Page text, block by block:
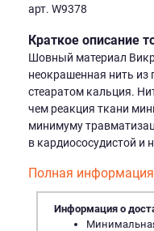
арт. W9378
Краткое описание
Шовный материал
неокрашенная нить из
стеаратом кальция.
чем реакция ткани
минимуму
в кардиососудистой и
Полная
Информация о